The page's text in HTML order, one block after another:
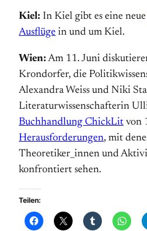
Kiel: In Kiel gibt es eine neue
Ausflüge in und um Kiel.
Wien: Am 11. Juni
Krondorfer, die
Alexandra Weiss und Niki
Literaturwissenschafterin
Buchhandlung ChickLit von
Herausforderungen, mit
Theoretiker_innen und
konfrontiert sehen.
Teilen: